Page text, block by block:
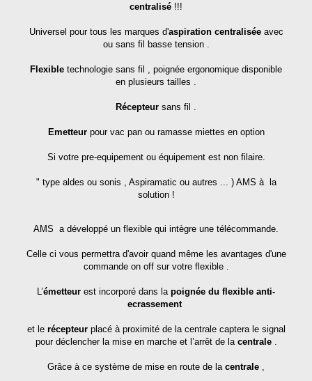
centralisé !!!
Universel pour tous les marques d'aspiration centraliséeavec
ou sans fil basse tension .
Flexible technologie sans fil , poignée ergonomique disponible
en plusieurs tailles .
Récepteur sans fil .
Emetteurpour vac pan ou ramasse miettes en option
Si votre pre-equipement ou équipement est non filaire.
" type aldes ou sonis , Aspiramatic ou autres ... ) AMS à la
solution !
AMS a développé un flexible qui intègre une télécommande.
Celle ci vous permettra d'avoir quand même les avantages d'une
commande on off sur votre flexible .
L’émetteur est incorporé dans la poignée du flexible anti-
ecrassement
et le récepteurplacé à proximité de la centrale captera le signal
pour déclencher la mise en marche et l’arrêt de la centrale.
Grâce à ce système de mise en route de la centrale